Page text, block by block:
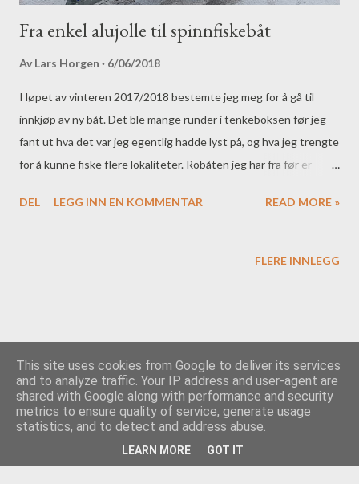
Fra enkel alujolle til spinnfiskebåt
Av Lars Horgen 6/06/2018
I løpet av vinteren 2017/2018 bestemte jeg meg for å gå til
innkjøp av ny båt. Det ble mange runder i tenkeboksen før jeg
fant ut hva det var jeg egentlig hadde lyst på, og hva jeg trengte
for å kunne fiske flere lokaliteter. Robåten jeg har fra før er
mindre sjøer.
DEL LEGG INN EN KOMMENTAR READ MORE »
FLERE INNLEGG
Drevet av Blogger
Team Colibri
This site uses cookies from Google to deliver its services
and to analyze traffic. Your IP address and user-agent are
shared with Google along with performance and security
metrics to ensure quality of service, generate usage
statistics, and to detect and address abuse.
LEARN MORE GOT IT